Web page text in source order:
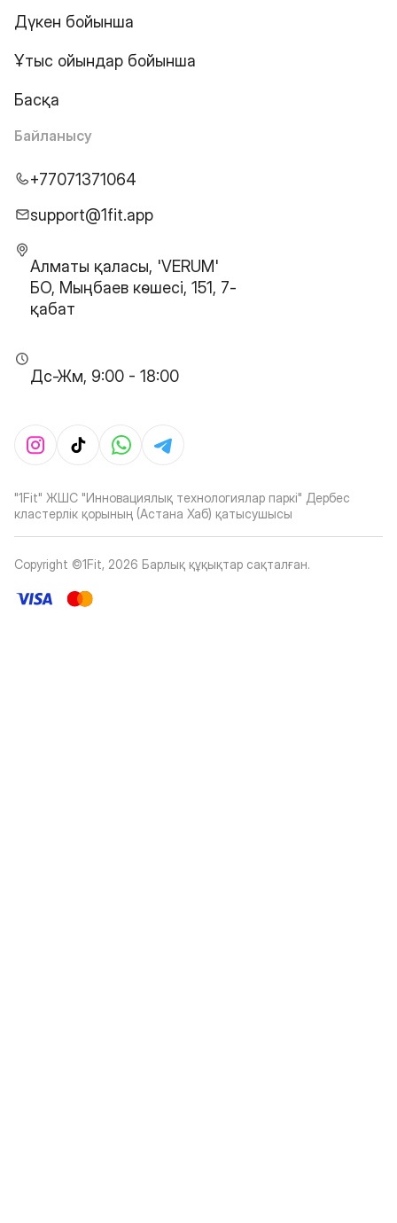
Дүкен бойынша
Ұтыс ойындар бойынша
Басқа
Байланысу
+77071371064
support@1fit.app
Алматы қаласы, 'VERUM'
БО, Мыңбаев көшесі, 151, 7-
қабат
Дс-Жм, 9:00 - 18:00
"1Fit" ЖШС "Инновациялық технологиялар паркі" Дербес
кластерлік қорының (Астана Хаб) қатысушысы
Copyright ©1Fit, 2026 Барлық құқықтар сақталған.